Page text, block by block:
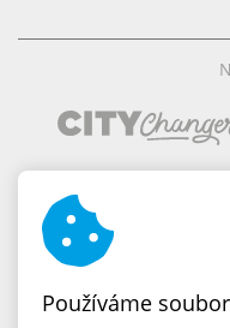
Používáme